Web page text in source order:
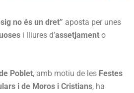
no és un dret” aposta per unes
i lliures d’assetjament o
Poblet, amb motiu de les Festes
i de Moros i Cristians, ha